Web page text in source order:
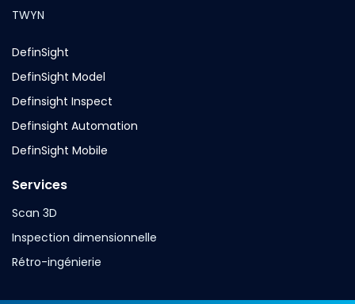
TWYN
DefinSight
DefinSight Model
Definsight Inspect
Definsight Automation
DefinSight Mobile
Services
Scan 3D
Inspection dimensionnelle
Rétro-ingénierie